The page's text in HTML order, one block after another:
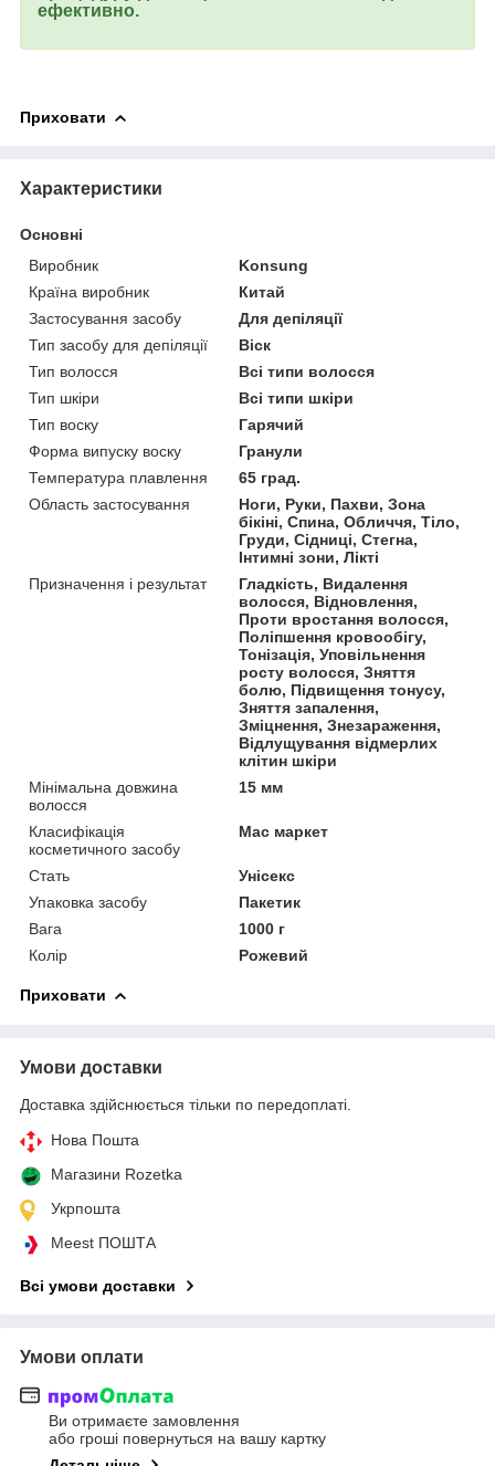
ефективно.
Приховати
Характеристики
Основні
Виробник
Konsung
Країна виробник
Китай
Застосування засобу
Для депіляції
Тип засобу для депіляції
Віск
Тип волосся
Всі типи волосся
Тип шкіри
Всі типи шкіри
Тип воску
Гарячий
Форма випуску воску
Гранули
Температура плавлення
65 град.
Область застосування
Ноги, Руки, Пахви, Зона
бікіні, Спина, Обличчя, Тіло,
Груди, Сідниці, Стегна,
Інтимні зони, Лікті
Призначення і результат
Гладкість, Видалення
волосся, Відновлення,
Проти вростання волосся,
Поліпшення кровообігу,
Тонізація, Уповільнення
росту волосся, Зняття
болю, Підвищення тонусу,
Зняття запалення,
Зміцнення, Знезараження,
Відлущування відмерлих
клітин шкіри
Мінімальна довжина
волосся
15 мм
Класифікація
косметичного засобу
Мас маркет
Стать
Унісекс
Упаковка засобу
Пакетик
Вага
1000 г
Колір
Рожевий
Приховати
Умови доставки
Доставка здійснюється тільки по передоплаті.
Нова Пошта
Магазини Rozetka
Укрпошта
Meest ПОШТА
Всі умови доставки
Умови оплати
Ви отримаєте замовлення
або гроші повернуться на вашу картку